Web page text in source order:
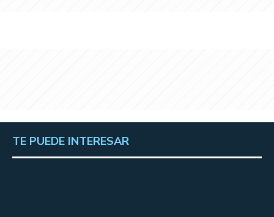
TE PUEDE INTERESAR